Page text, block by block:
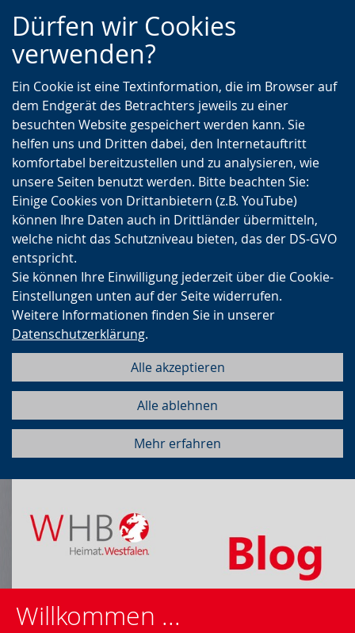
Zur
Hauptnavigation
Zur
Seitennavigation
Zum
Inhalt
Dürfen wir Cookies
verwenden?
Ein Cookie ist eine Textinformation, die im Browser auf
dem Endgerät des Betrachters jeweils zu einer
besuchten Website gespeichert werden kann. Sie
helfen uns und Dritten dabei, den Internetauftritt
komfortabel bereitzustellen und zu analysieren, wie
unsere Seiten benutzt werden. Bitte beachten Sie:
Einige Cookies von Drittanbietern (z.B. YouTube)
können Ihre Daten auch in Drittländer übermitteln,
welche nicht das Schutzniveau bieten, das der DS-GVO
entspricht.
Sie können Ihre Einwilligung jederzeit über die Cookie-
Einstellungen unten auf der Seite widerrufen.
Weitere Informationen finden Sie in unserer
Datenschutzerklärung.
Alle akzeptieren
Alle ablehnen
Mehr erfahren
Willkommen ...